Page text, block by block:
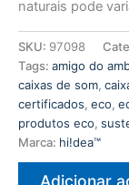
naturais pode
SKU: 97098
Tags: amigo do
caixas de som,
certificados, eco,
produtos eco,
Marca: hi!dea™
Adicionar